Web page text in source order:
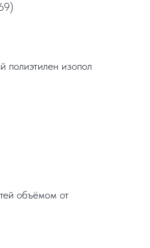
полиэтилен изопол
объёмом от